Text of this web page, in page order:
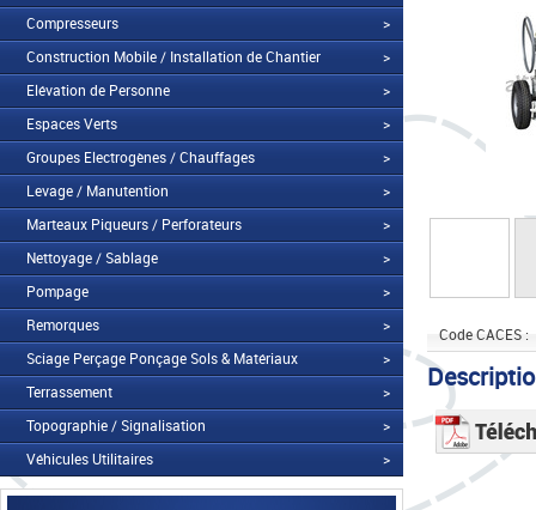
Compresseurs
>
Construction Mobile / Installation de Chantier
>
Elévation de Personne
>
Espaces Verts
>
Groupes Electrogènes / Chauffages
>
Levage / Manutention
>
Marteaux Piqueurs / Perforateurs
>
Nettoyage / Sablage
>
Pompage
>
Remorques
>
Sciage Perçage Ponçage Sols & Matériaux
>
Terrassement
>
Topographie / Signalisation
>
Véhicules Utilitaires
>
Code CACES :